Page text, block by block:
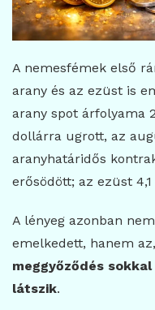
A nemesfémek első
arany és az ezüst is
arany spot árfolyama
dollárra ugrott, az
aranyhatáridős
erősödött; az ezüst
A lényeg azonban
emelkedett, hanem
meggyőződés
látszik.